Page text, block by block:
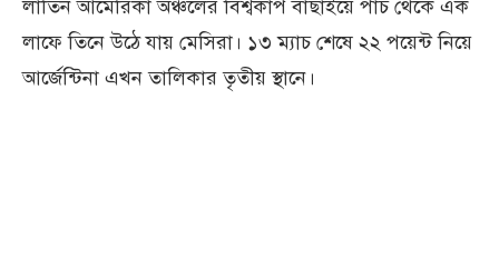
লাতিন আমেরিকা অঞ্চলের বিশ্বকাপ বাছাইয়ে পাঁচ থেকে এক
লাফে তিনে উঠে যায় মেসিরা। ১৩ ম্যাচ শেষে ২২ পয়েন্ট নিয়ে
আর্জেন্টিনা এখন তালিকার তৃতীয় স্থানে।